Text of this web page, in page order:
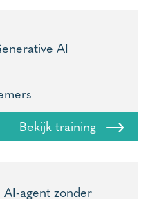
AI
Bekijk training
AI-agent zonder